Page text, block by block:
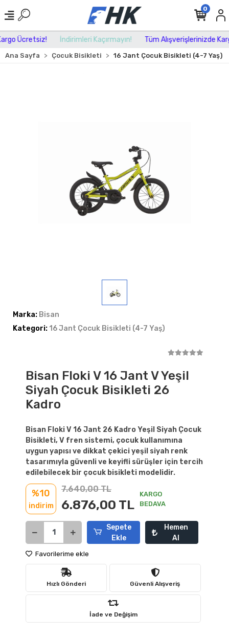
Ücretsiz! İndirimleri Kaçırmayın! Tüm Alışverişlerinizde
0
Ana Sayfa Çocuk Bisikleti 16 Jant Çocuk Bisikleti (4-7 Yaş)
Marka: Bisan
Kategori: 16 Jant Çocuk Bisikleti (4-7 Yaş)
Bisan Floki V 16 Jant V Yeşil
Siyah Çocuk Bisikleti 26
Kadro
Bisan Floki V 16 Jant 26 Kadro Yeşil Siyah Çocuk
Bisikleti, V fren sistemi, çocuk kullanımına
uygun yapısı ve dikkat çekici yeşil siyah renk
tasarımıyla güvenli ve keyifli sürüşler için tercih
edilebilecek bir çocuk bisikleti modelidir.
%10
indirim
7.640,00 TL
6.876,00 TL
KARGO
BEDAVA
Sepete
Ekle
Hemen
Al
Favorilerime ekle
Hızlı Gönderi Güvenli Alışveriş
İade ve Değişim